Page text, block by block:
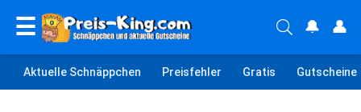
☰ 🔔 👤
Aktuelle Schnäppchen Preisfehler Gratis Gutscheine